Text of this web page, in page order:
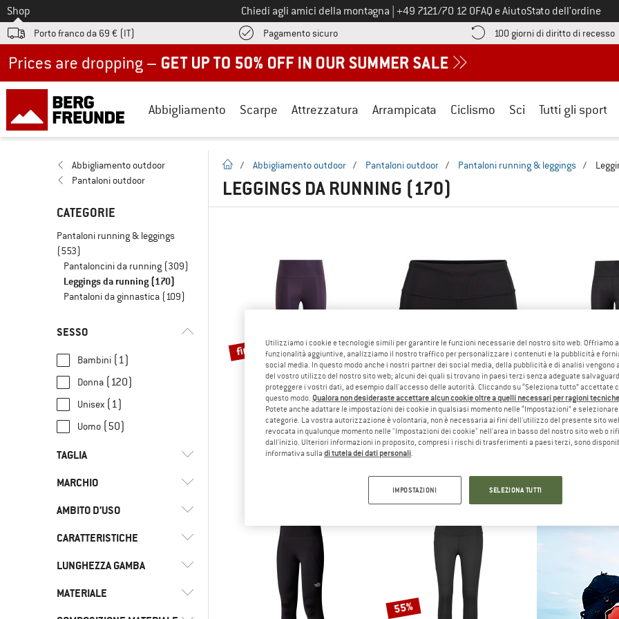
Allo
Shop Chiedi agli amici della montagna Chiamaci al numero
+49 7121/70 12 0FAQ e AiutoStato dell’ordine
Porto franco da 69 € (IT) Pagamento sicuroQui trovi le informazioni di pagamento! Si apre in una casella
100 giorni di diritto di recesso
Abbigliamento Scarpe Attrezzatura Arrampicata Ciclismo Sci Tutti gli sport
Abbigliamento outdoor
Pantaloni outdoor
CATEGORIE
Pantaloni running & leggings
(553)
Pantaloncini da running (309)
Leggings da running (170)
Pantaloni da ginnastica (109)
SESSO
Bambini (1)
Donna (120)
Unisex (1)
Uomo (50)
TAGLIA
XXS XS
XL XXL 3XL
104
MARCHIO
adidas(17)
AMBITO D’USO
Allenamento(26)
Camminata nordica
CARATTERISTICHE
Antivento(12)
esente da Mulesing
LUNGHEZZA GAMBA
Corto (29)
3/4(9)
MATERIALE
pagina iniziale
/ Abbigliamento outdoor / Pantaloni outdoor / Pantaloni running & leggings /
LEGGINGS DA RUNNING (170)
fino al 30%
THE NORTH FACE
Women's Flex 25'' Tight
45%
STOIC
Women's HelsingborgSt. Performance Short Tights II
39,95 € 21,97 €
5,0(1)
20%
THE
55%
Utilizziamo i cookie e tecnologie simili per garantire le funzioni necessarie del nostro sito web. Offriamo
funzionalità aggiuntive, analizziamo il nostro traffico per personalizzare i contenuti e la pubblicità e
social media. In questo modo anche i nostri partner dei social media, della pubblicità e di analisi vengono
del vostro utilizzo del nostro sito web; alcuni dei quali si trovano in paesi terzi senza adeguate
proteggere i vostri dati, ad esempio dall'accesso delle autorità. Cliccando su “Seleziona tutto” accettate
questo modo. Qualora non desideraste accettare alcun cookie oltre a quelli necessari per ragioni
Potete anche adattare le impostazioni dei cookie in qualsiasi momento nelle “Impostazioni” e
categorie. La vostra autorizzazione è volontaria, non è necessaria ai fini dell'utilizzo del presente sito
revocata in qualunque momento nelle "Impostazioni dei cookie" nell'area in basso del nostro sito web o
dall'inizio. Ulteriori informazioni in proposito, compresi i rischi di trasferimenti a paesi terzi, sono
informativa sulla di tutela dei dati personali.
IMPOSTAZIONI SELEZIONA TUTTI